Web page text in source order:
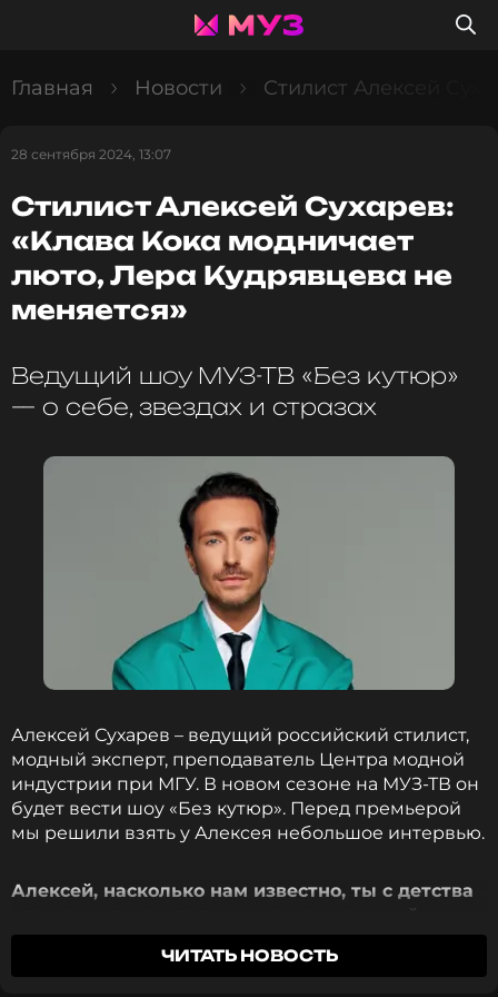
Главная Новости Стилист Алексей
28 сентября 2024, 13:07
Стилист Алексей Сухарев:
«Клава Кока модничает
люто, Лера Кудрявцева не
меняется»
Ведущий шоу МУЗ-ТВ «Без кутюр»
— о себе, звездах и стразах
Алексей Сухарев – ведущий российский стилист,
модный эксперт, преподаватель Центра модной
индустрии при МГУ. В новом сезоне на МУЗ-ТВ он
будет вести шоу «Без кутюр». Перед премьерой
мы решили взять у Алексея небольшое интервью.
Алексей, насколько нам известно, ты с детства
тяготел к гуманитарным наукам, русский язык
и литература были твоими любимыми
предметами. Так ли это? И вообще – кем ты
ЧИТАТЬ НОВОСТЬ